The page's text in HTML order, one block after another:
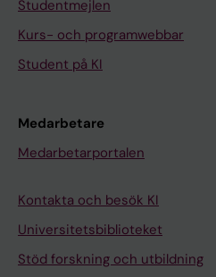
Studentmejlen
Kurs- och programwebbar
Student på KI
Medarbetare
Medarbetarportalen
Kontakta och besök KI
Universitetsbiblioteket
Stöd forskning och utbildning